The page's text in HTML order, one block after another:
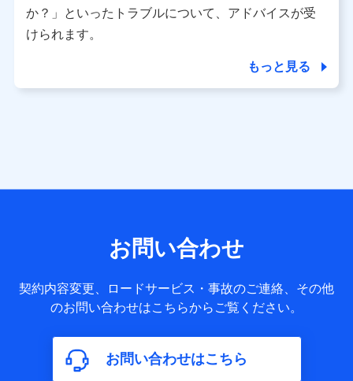
※ dポイントクラブ会員ではないお客さま（2019年12月11
日以降、一度もdポイントクラブ会員であったことがないお
個人データは、こちら の利用目的の範囲内に限って共同利
用します。
サービス提供等を通じて取得した、以下の情報などの個人デ
基本情報
氏名、電話番号、メールアドレス、お客さまの識別子、
属性、連絡先、dポイントサービスのご利用に関する情
構成、住所、dポイント残高、dポイント利用履歴などが
含まれます。
利用情報
か？」といったトラブルについて、アドバイスが受
けられます。
もっと見る
お問い合わせ
契約内容変更、ロードサービス・事故のご連絡、その他
のお問い合わせはこちらからご覧ください。
お問い合わせはこちら